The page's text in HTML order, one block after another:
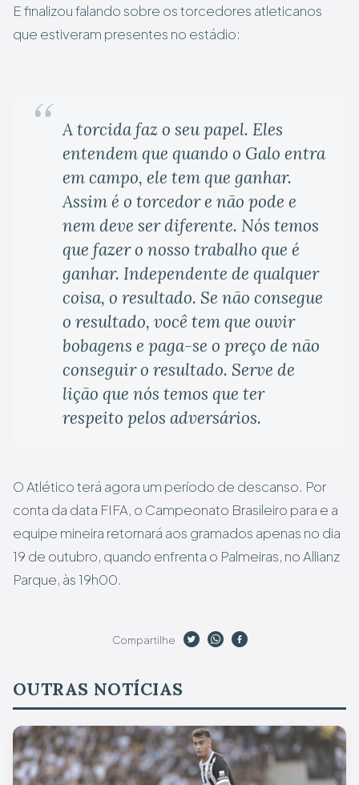
E finalizou falando sobre os torcedores atleticanos
que estiveram presentes no estádio:
A torcida faz o seu papel. Eles
entendem que quando o Galo entra
em campo, ele tem que ganhar.
Assim é o torcedor e não pode e
nem deve ser diferente. Nós temos
que fazer o nosso trabalho que é
ganhar. Independente de qualquer
coisa, o resultado. Se não consegue
o resultado, você tem que ouvir
bobagens e paga-se o preço de não
conseguir o resultado. Serve de
lição que nós temos que ter
respeito pelos adversários.
O Atlético terá agora um período de descanso. Por
conta da data FIFA, o Campeonato Brasileiro para e a
equipe mineira retornará aos gramados apenas no dia
19 de outubro, quando enfrenta o Palmeiras, no Allianz
Parque, às 19h00.
Compartilhe
OUTRAS NOTÍCIAS